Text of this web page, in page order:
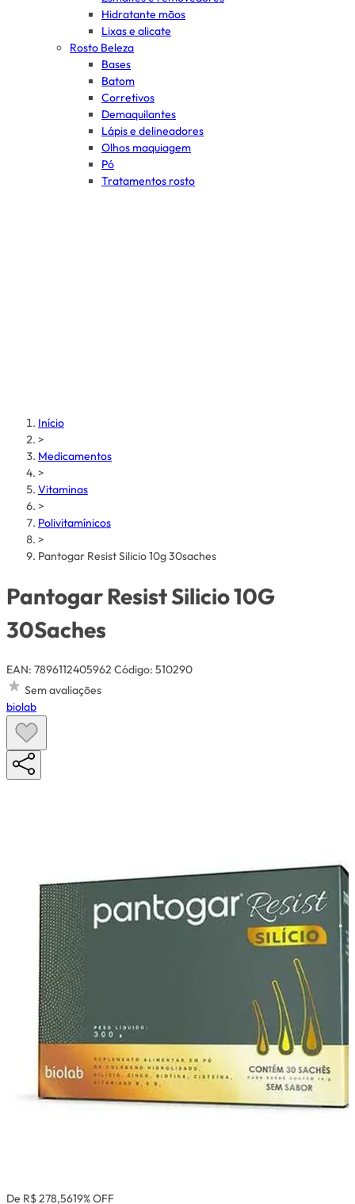
Hidratante mãos
Lixas e alicate
Rosto Beleza
Bases
Batom
Corretivos
Demaquilantes
Lápis e delineadores
Olhos maquiagem
Pó
Tratamentos rosto
Início
>
Medicamentos
>
Vitaminas
>
Polivitamínicos
>
Pantogar Resist Silicio 10g 30saches
Pantogar Resist Silicio 10G
30Saches
EAN: 7896112405962 Código: 510290
Sem avaliações
biolab
De R$ 278,5619% OFF